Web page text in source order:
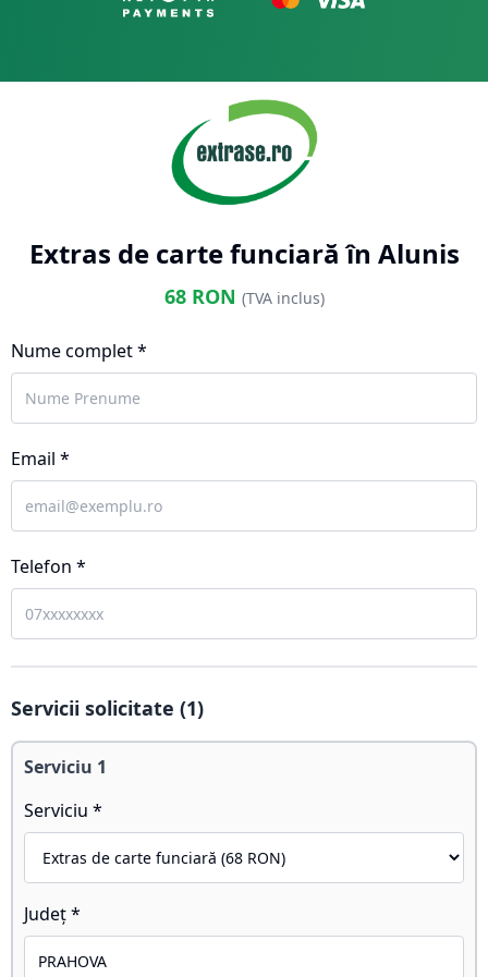
Extras de carte funciară în Alunis
68RON (TVA inclus)
Nume complet *
Email *
Telefon *
Servicii solicitate (1)
Serviciu 1
Serviciu *
Județ *